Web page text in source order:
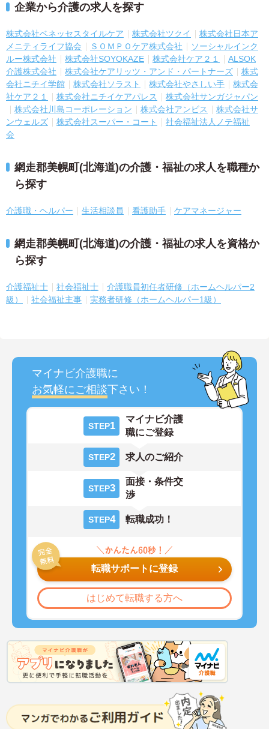
企業から介護の求人を探す
株式会社ベネッセスタイルケア 株式会社ツクイ
株式会社日本ア
メニティライフ協会
ＳＯＭＰＯケア株式会社
ソーシャルインク
ルー株式会社
株式会社SOYOKAZE 株式会社ケア２１
ALSOK
介護株式会社
株式会社ケアリッツ・アンド・パートナーズ
株式
会社ニチイ学館
株式会社ソラスト 株式会社やさしい手
株式会
社ケア２１
株式会社ニチイケアパレス
株式会社サンガジャパン
株式会社川島コーポレーション
株式会社アンビス
株式会社サ
ンウェルズ
株式会社スーパー・コート
社会福祉法人ノテ福祉
会
網走郡美幌町(北海道)の介護・福祉の求人を職種か
ら探す
介護職・ヘルパー 生活相談員 看護助手 ケアマネージャー
網走郡美幌町(北海道)の介護・福祉の求人を資格か
ら探す
介護福祉士 社会福祉士
介護職員初任者研修（ホームヘルパー2
級）
社会福祉主事 実務者研修（ホームヘルパー1級）
マイナビ介護職に
お気軽にご相談下さい！
STEP1
マイナビ介護
職にご登録
STEP2 求人のご紹介
STEP3
面接・条件交
渉
STEP4 転職成功！
転職サポートに登録
はじめて転職する方へ